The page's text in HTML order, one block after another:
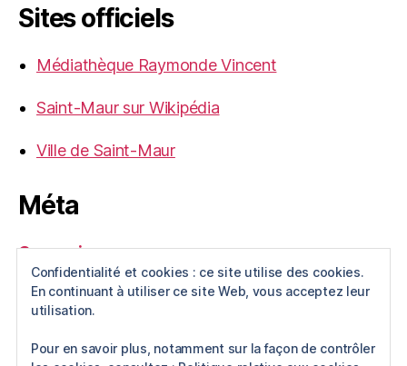
Sites officiels
Médiathèque Raymonde Vincent
Saint-Maur sur Wikipédia
Ville de Saint-Maur
Méta
Connexion
Flux des publications
Flux des commentaires
Confidentialité et cookies : ce site utilise des cookies.
En continuant à utiliser ce site Web, vous acceptez leur
utilisation.
Pour en savoir plus, notamment sur la façon de contrôler